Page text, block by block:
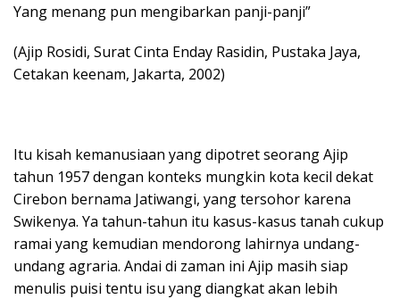
Yang menang pun mengibarkan panji-panji”
(Ajip Rosidi, Surat Cinta Enday Rasidin, Pustaka Jaya,
Cetakan keenam, Jakarta, 2002)
Itu kisah kemanusiaan yang dipotret seorang Ajip
tahun 1957 dengan konteks mungkin kota kecil dekat
Cirebon bernama Jatiwangi, yang tersohor karena
Swikenya. Ya tahun-tahun itu kasus-kasus tanah cukup
ramai yang kemudian mendorong lahirnya undang-
undang agraria. Andai di zaman ini Ajip masih siap
menulis puisi tentu isu yang diangkat akan lebih